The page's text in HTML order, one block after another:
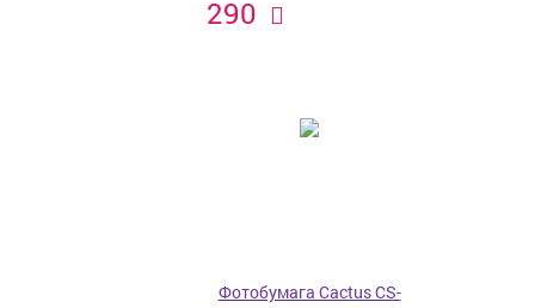
290
Фотобумага Cactus CS-